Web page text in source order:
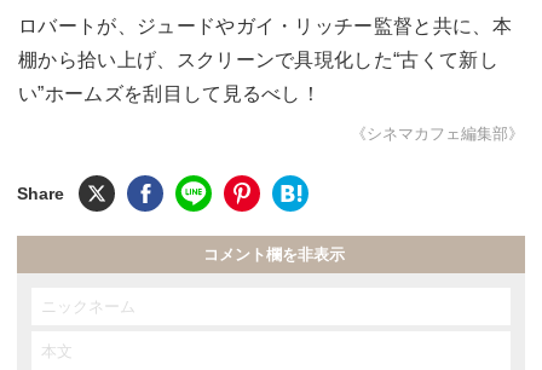
ロバートが、ジュードやガイ・リッチー監督と共に、本
棚から拾い上げ、スクリーンで具現化した“古くて新し
い”ホームズを刮目して見るべし！
《シネマカフェ編集部》
コメント欄を非表示